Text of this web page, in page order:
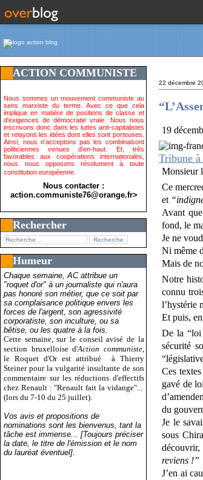
ACTION COMMUNISTE
Nous sommes un mouvement communiste au
sens marxiste du terme. Avec ce que cela
implique en matière de positions de classe et
d'exigences de démocratie vraie. Nous nous
inscrivons donc dans les luttes anti-capitalistes
et relayons les idées dont elles sont porteuses.
Ainsi, nous n'acceptons pas les combinaisont
politiciennes venues d'en-haut. Et, très
favorables aux coopérations internationales,
nous nous opposons résolument à toute
constitution européenne.
Nous contacter :
action.communiste76@orange.fr>
Rechercher
Humeur
Chaque semaine, AC attribue un
"roquet d'or" à un journaliste qui n'aura
pas honoré son métier, que ce soit par
sa complaisance politique envers les
forces de l'argent, son agressivité
corporatiste, son inculture, ou sa
bêtise, ou les quatre à la fois.
Cette semaine, sur le conseil avisé de la
section bruxelloise d'Action communiste,
le Roquet d'Or est attribué
à Thierry
Steiner pour la vulgarité insultante de son
commentaire sur les réductions d'effectifs
chez Renault : "Renault fait la vidange"...
(lors du 7-10 du 25 juillet).
Vos avis et propositions de
nominations sont les bienvenus, tant la
tâche est immense... [Toujours préciser
la date, le titre de l'émission et le nom
du lauréat éventuel].
22 décembre
19
Tribune
Monsieur
Ce
et
Avant
fond, le
Je ne
Ni même
Mais de
Notre
connu
l’hystérie
Et puis,
De la “loi
sécurité
Ces
gavé de
du
Je le
sous
découvrir,
reviens !”
J’en ai